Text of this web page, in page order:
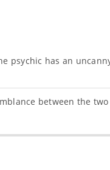
psychic has an
between the